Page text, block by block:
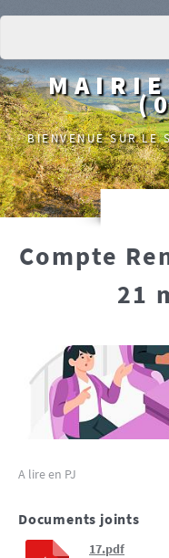
BIENVENUE SUR LE
Compte
21
A lire en PJ
Documents joints
17.pdf